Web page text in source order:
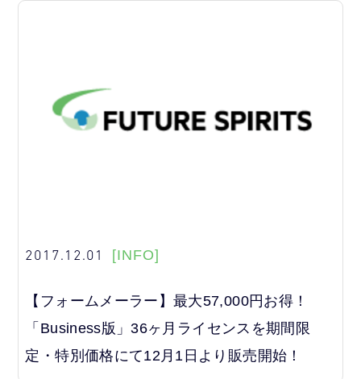
2017.12.01 [INFO]
【フォームメーラー】最大57,000円お得！
「Business版」36ヶ月ライセンスを期間限
定・特別価格にて12月1日より販売開始！